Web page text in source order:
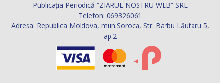
Publicația Periodică “ZIARUL NOSTRU WEB” SRL
Telefon: 069326061
Adresa: Republica Moldova, mun.Soroca, Str. Barbu Lăutaru 5,
ap.2